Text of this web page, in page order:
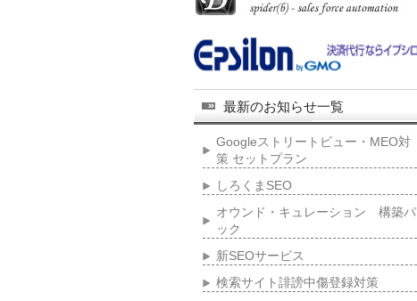
最新のお知らせ一覧
Googleストリートビュー・MEO対
策 セットプラン
しろくまSEO
オウンド・キュレーション 構築パ
ック
新SEOサービス
検索サイト誹謗中傷登録対策